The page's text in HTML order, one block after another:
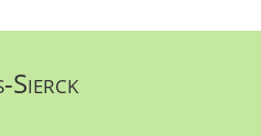
Sierck